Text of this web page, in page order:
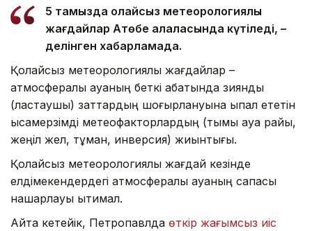
5 тамызда қолайсыз метеорологиялық
жағдайлар Ақтөбе қалаласында күтіледі, –
делінген хабарламада.
Қолайсыз метеорологиялық жағдайлар –
атмосфералық ауаның беткі қабатында зиянды
(ластаушы) заттардың шоғырлануына ықпал ететін
қысқамерзімді метеофакторлардың (тымық ауа райы,
жеңіл жел, тұман, инверсия) жиынтығы.
Қолайсыз метеорологиялық жағдай кезінде
елдімекендердегі атмосфералық ауаның сапасы
нашарлауы ықтимал.
Айта кетейік, Петропавлда өткір жағымсыз иіс